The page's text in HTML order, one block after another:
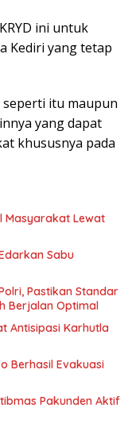
ini untuk
Kediri yang tetap
seperti itu maupun
yang dapat
khususnya pada
Masyarakat Lewat
Sabu
Pastikan Standar
Berjalan Optimal
Antisipasi Karhutla
Berhasil Evakuasi
Pakunden Aktif